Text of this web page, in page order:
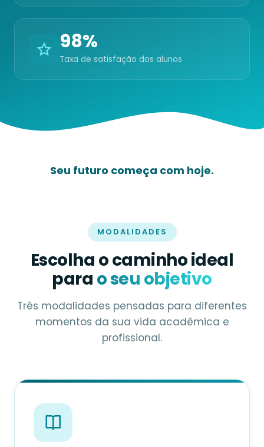
98%
Taxa de satisfação dos alunos
Seu futuro começa com hoje.
MODALIDADES
Escolha o caminho ideal
para o seu objetivo
Três modalidades pensadas para diferentes
momentos da sua vida acadêmica e
profissional.